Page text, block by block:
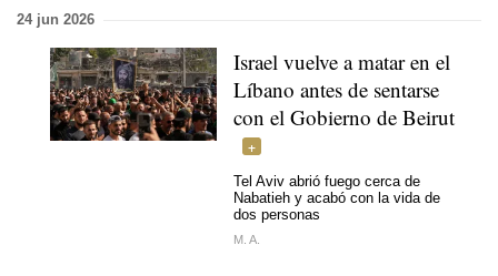
24 jun 2026
Israel vuelve a matar en el
Líbano antes de sentarse
con el Gobierno de Beirut
Tel Aviv abrió fuego cerca de
Nabatieh y acabó con la vida de
dos personas
M. A.